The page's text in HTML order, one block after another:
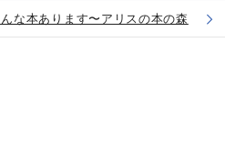
な本あります〜アリスの本の森